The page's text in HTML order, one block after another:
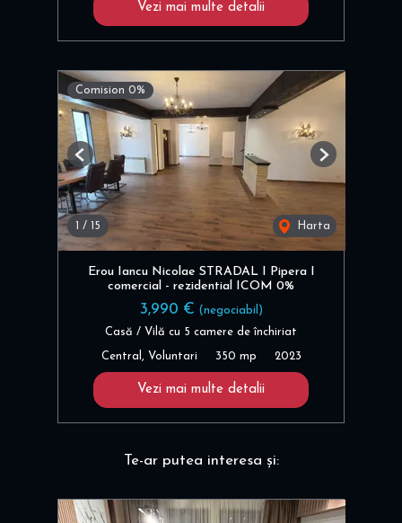
Vezi mai multe detalii
Comision 0%
/ 15 Harta
Previous Next
Erou Iancu Nicolae STRADAL I Pipera I
comercial - rezidential ICOM 0%
3,990 € (negociabil)
Casă / Vilă cu 5 camere de închiriat
Central, Voluntari 350 mp 2023
Vezi mai multe detalii
Te-ar putea interesa și: